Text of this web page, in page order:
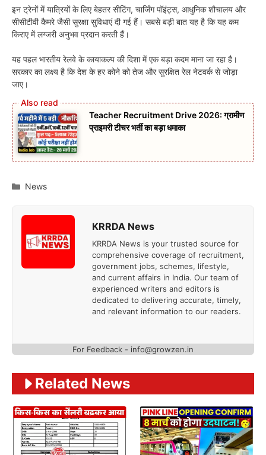
इन ट्रेनों में यात्रियों के लिए बेहतर सीटिंग, चार्जिंग पॉइंट्स, आधुनिक शौचालय और
सीसीटीवी कैमरे जैसी सुरक्षा सुविधाएं दी गई हैं। सबसे बड़ी बात यह है कि यह कम
किराए में लग्जरी अनुभव प्रदान करती हैं।
यह पहल भारतीय रेलवे के कायाकल्प की दिशा में एक बड़ा कदम माना जा रहा है।
सरकार का लक्ष्य है कि देश के हर कोने को तेज और सुरक्षित रेल नेटवर्क से जोड़ा
जाए।
Teacher Recruitment Drive 2026: ग्रामीण
प्राइमरी टीचर भर्ती का बड़ा धमाका
Categories
News
KRRDA News
KRRDA News is your trusted source for
comprehensive coverage of recruitment,
government jobs, schemes, lifestyle,
and current affairs in India. Our team of
experienced writers and editors is
dedicated to delivering accurate, timely,
and relevant information to our readers.
For Feedback - info@growzen.in
Related News